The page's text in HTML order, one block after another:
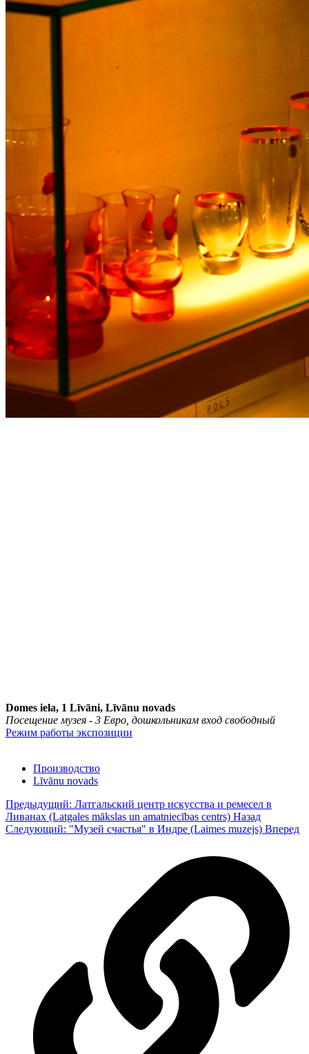
Domes iela, 1 Līvāni, Līvānu novads
Посещение музея - 3 Евро, дошкольникам вход свободный
Режим работы экспозиции
Производство
Līvānu novads
Предыдущий: Латгальский центр искусства и ремесел в
Ливанах (Latgales mākslas un amatniecības centrs) Назад
Следующий: "Музей счастья" в Индре (Laimes muzejs) Вперед